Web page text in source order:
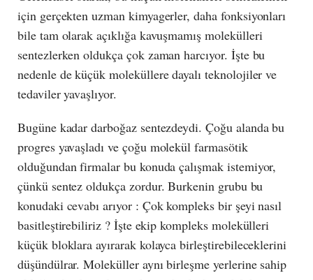
için gerçekten uzman kimyagerler, daha fonksiyonları
bile tam olarak açıklığa kavuşmamış molekülleri
sentezlerken oldukça çok zaman harcıyor. İşte bu
nedenle de küçük moleküllere dayalı teknolojiler ve
tedaviler yavaşlıyor.
Bugüne kadar darboğaz sentezdeydi. Çoğu alanda bu
progres yavaşladı ve çoğu molekül farmasötik
olduğundan firmalar bu konuda çalışmak istemiyor,
çünkü sentez oldukça zordur. Burkenin grubu bu
konudaki cevabı arıyor : Çok kompleks bir şeyi nasıl
basitleştirebiliriz ? İşte ekip kompleks molekülleri
küçük bloklara ayırarak kolayca birleştirebileceklerini
düşündülrar. Moleküller aynı birleşme yerlerine sahip